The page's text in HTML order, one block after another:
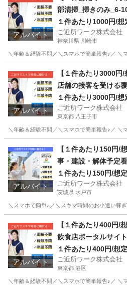
アルバイト
部清掃_掃きのみ_6-
１件あたり1000円/
ご近所ワーク株式会社
神奈川県 川崎市
＼年齢＆経験不問／＼スマホで簡単報告♪／
その他
アルバイト
【１件あたり3000
店舗の接客を受ける
１件あたり3000円/
ご近所ワーク株式会社
東京都 八王子市
＼年齢＆経験不問／＼スマホで簡単報告♪／
その他
アルバイト
【１件あたり150円/
事・建設・解体予定
１件あたり150円/想
ご近所ワーク株式会社
茨城県 水戸市
＼スマホで簡単♪／＼スキマ時間のお小遣い稼
その他 1件
アルバイト
【１件あたり400円/
飲食店ポータルサイ
＆ご利用案内業務
１件あたり400円/想
ご近所ワーク株式会社
東京都 港区
＼年齢＆経験不問／＼スマホで簡単報告♪／